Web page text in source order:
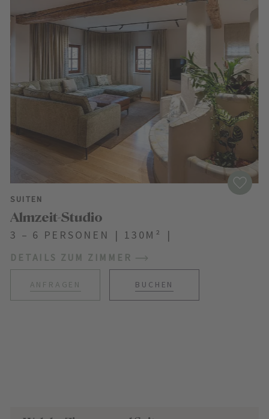
SUITEN
Almzeit-Studio
3 – 6 PERSONEN | 130M² |
DETAILS ZUM ZIMMER
ANFRAGEN BUCHEN